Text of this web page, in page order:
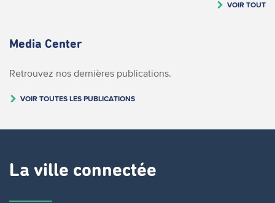
VOIR TOUT
Media Center
Retrouvez nos dernières publications.
VOIR TOUTES LES PUBLICATIONS
La ville connectée